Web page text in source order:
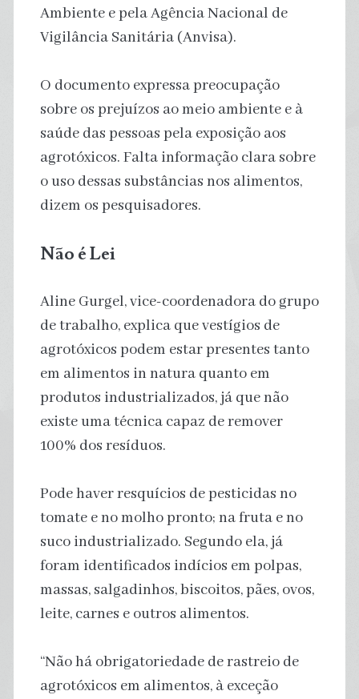
Ambiente e pela Agência Nacional de
Vigilância Sanitária (Anvisa).
O documento expressa preocupação
sobre os prejuízos ao meio ambiente e à
saúde das pessoas pela exposição aos
agrotóxicos. Falta informação clara sobre
o uso dessas substâncias nos alimentos,
dizem os pesquisadores.
Não é Lei
Aline Gurgel, vice-coordenadora do grupo
de trabalho, explica que vestígios de
agrotóxicos podem estar presentes tanto
em alimentos in natura quanto em
produtos industrializados, já que não
existe uma técnica capaz de remover
100% dos resíduos.
Pode haver resquícios de pesticidas no
tomate e no molho pronto; na fruta e no
suco industrializado. Segundo ela, já
foram identificados indícios em polpas,
massas, salgadinhos, biscoitos, pães, ovos,
leite, carnes e outros alimentos.
“Não há obrigatoriedade de rastreio de
agrotóxicos em alimentos, à exceção